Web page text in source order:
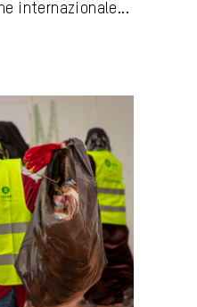
internazionale...